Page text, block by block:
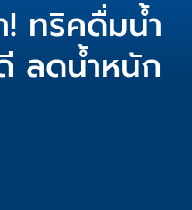
ทริคดื่มน้ำ
ลดน้ำหนัก